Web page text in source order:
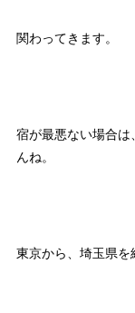
関わってきます。
宿が最悪ない場合
んね。
東京から、埼玉県を